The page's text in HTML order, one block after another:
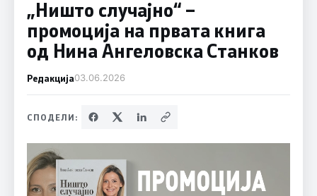
„Ништо случајно“ –
промоција на првата книга
од Нина Ангеловска Станков
Редакција03.06.2026
СПОДЕЛИ: